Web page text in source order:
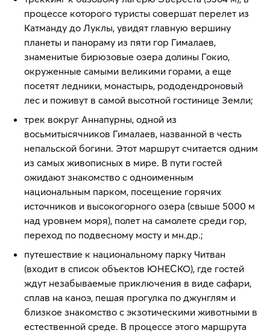
процессе которого туристы совершат перелет из
Катманду до Луклы, увидят главную вершину
планеты и панораму из пяти гор Гималаев,
знаменитые бирюзовые озера долины Гокио,
окруженные самыми великими горами, а еще
посетят ледники, монастырь, рододендроновый
лес и поживут в самой высотной гостинице Земли;
трек вокруг Аннапурны, одной из
восьмитысячников Гималаев, названной в честь
непальской богини. Этот маршрут считается одним
из самых живописных в мире. В пути гостей
ожидают знакомство с одноименным
национальным парком, посещение горячих
источников и высокогорного озера (свыше 5000 м
над уровнем моря), полет на самолете среди гор,
переход по подвесному мосту и мн.др.;
путешествие к национальному парку Читван
(входит в список объектов ЮНЕСКО), где гостей
ждут незабываемые приключения в виде сафари,
сплав на каноэ, пешая прогулка по джунглям и
близкое знакомство с экзотическими животными в
естественной среде. В процессе этого маршрута